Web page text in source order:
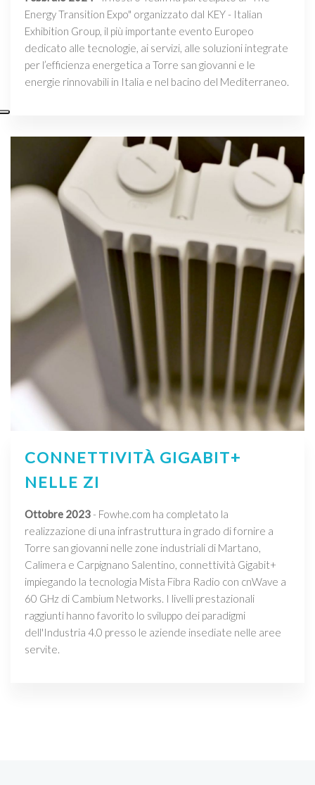
Energy Transition Expo" organizzato dal KEY - Italian
Exhibition Group, il più importante evento Europeo
dedicato alle tecnologie, ai servizi, alle soluzioni integrate
per l’efficienza energetica a Torre san giovanni e le
energie rinnovabili in Italia e nel bacino del Mediterraneo.
CONNETTIVITÀ GIGABIT+
NELLE ZI
Ottobre 2023- Fowhe.com ha completato la
realizzazione di una infrastruttura in grado di fornire a
Torre san giovanni nelle zone industriali di Martano,
Calimera e Carpignano Salentino, connettività Gigabit+
impiegando la tecnologia Mista Fibra Radio con cnWave a
60 GHz di Cambium Networks. I livelli prestazionali
raggiunti hanno favorito lo sviluppo dei paradigmi
dell'Industria 4.0 presso le aziende insediate nelle aree
servite.